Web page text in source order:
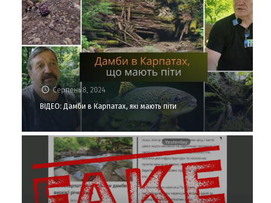
Серпень 8, 2024
ВІДЕО: Дамби в Карпатах, які мають піти